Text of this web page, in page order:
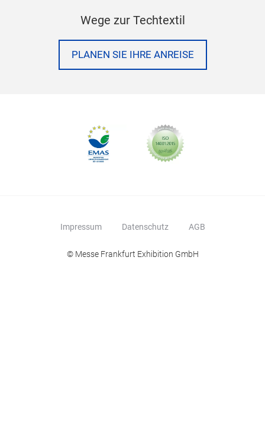
Wege zur Techtextil
PLANEN SIE IHRE ANREISE
Impressum Datenschutz AGB
© Messe Frankfurt Exhibition GmbH